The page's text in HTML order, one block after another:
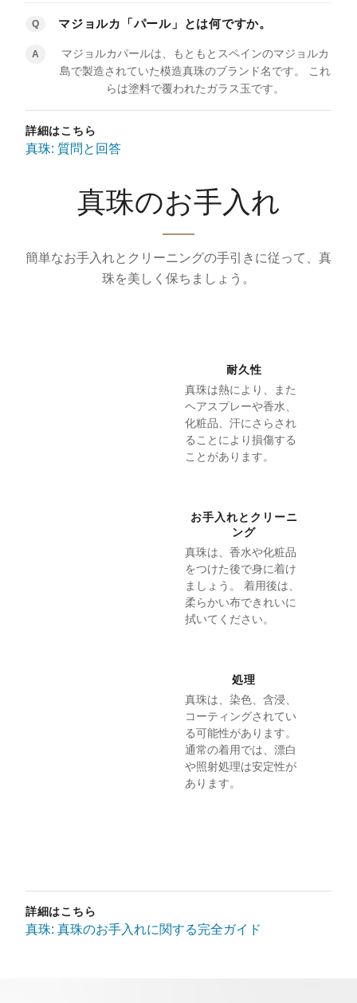
Q マジョルカ「パール」とは何ですか。
A
マジョルカパールは、もともとスペインのマジョルカ
島で製造されていた模造真珠のブランド名です。 これ
らは塗料で覆われたガラス玉です。
詳細はこちら
真珠: 質問と回答
真珠のお手入れ
簡単なお手入れとクリーニングの手引きに従って、真
珠を美しく保ちましょう。
耐久性
真珠は熱により、また
ヘアスプレーや香水、
化粧品、汗にさらされ
ることにより損傷する
ことがあります。
お手入れとクリーニ
ング
真珠は、香水や化粧品
をつけた後で身に着け
ましょう。 着用後は、
柔らかい布できれいに
拭いてください。
処理
真珠は、染色、含浸、
コーティングされてい
る可能性があります。
通常の着用では、漂白
や照射処理は安定性が
あります。
詳細はこちら
真珠: 真珠のお手入れに関する完全ガイド